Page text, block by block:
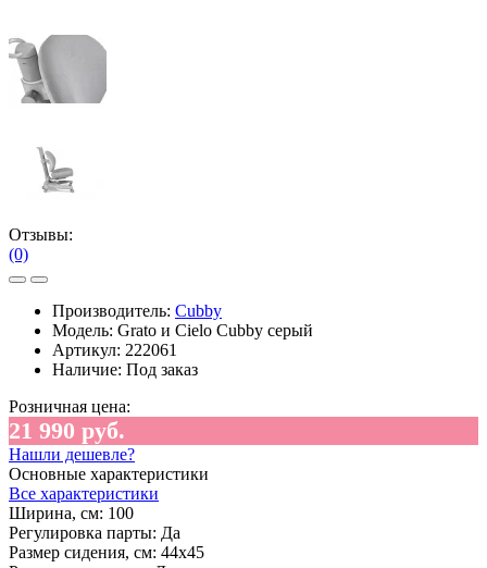
Отзывы:
(0)
Производитель: Cubby
Модель: Grato и Cielo Cubby серый
Артикул: 222061
Наличие: Под заказ
Розничная цена:
21 990 руб.
Нашли дешевле?
Основные характеристики
Все характеристики
Ширина, см: 100
Регулировка парты: Да
Размер сидения, см: 44х45